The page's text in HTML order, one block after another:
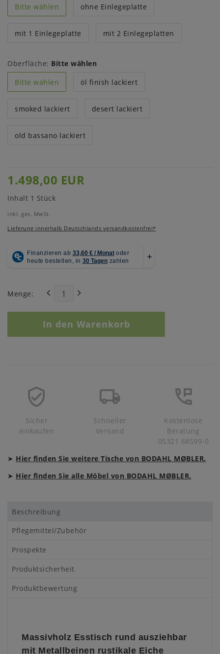
Bitte wählen
ohne Einlegeplatte
mit 1 Einlegeplatte mit 2 Einlegeplatten
Oberfläche: Bitte wählen
Bitte wählen
öl finish lackiert
smoked lackiert desert lackiert
old bassano lackiert
1.498,00 EUR
Inhalt 1 Stück
inkl. ges. MwSt.
Lieferung innerhalb Deutschlands versandkostenfrei*
Menge:
In den Warenkorb
Sicher
einkaufen
Schneller
Versand
Kostenlose
Beratung
05321 68599-0
➤ Hier finden Sie weitere Tische von BODAHL MØBLER.
➤ Hier finden Sie alle Möbel von BODAHL MØBLER.
Beschreibung
Pflegemittel/Zubehör
Prospekte
Produktsicherheit
Produktbewertung
Massivholz Esstisch rund ausziehbar
mit Metallbeinen rustikale Eiche